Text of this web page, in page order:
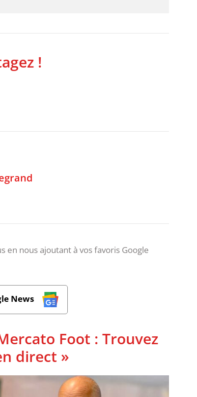
!
en nous ajoutant à vos favoris Google
News
Foot : Trouvez
direct »